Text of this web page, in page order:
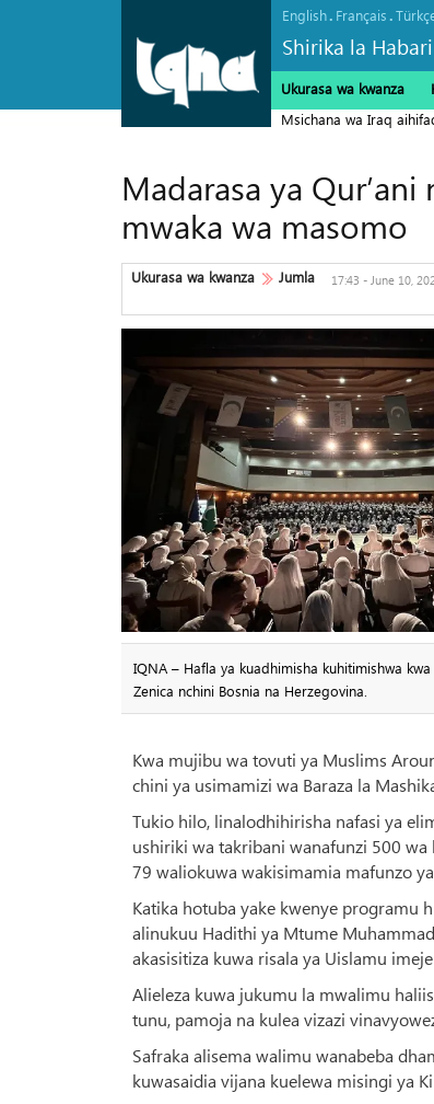
English. Français.
Shirika la
Ukurasa wa kwanza
Msichana wa Iraq
Madarasa ya
mwaka wa masomo
Ukurasa wa kwanza Jumla
17:43 - June 10,
IQNA – Hafla ya kuadhimisha kuhitimishwa
Zenica nchini Bosnia na Herzegovina.
Kwa mujibu wa tovuti ya Muslims
chini ya usimamizi wa Baraza la
Tukio hilo, linalodhihirisha nafasi ya
ushiriki wa takribani wanafunzi 500 wa
79 waliokuwa wakisimamia mafunzo
Katika hotuba yake kwenye programu
alinukuu Hadithi ya Mtume
akasisitiza kuwa risala ya Uislamu
Alieleza kuwa jukumu la mwalimu
tunu, pamoja na kulea vizazi
Safraka alisema walimu wanabeba
kuwasaidia vijana kuelewa misingi ya